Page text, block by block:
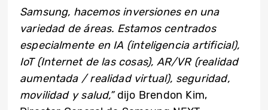
Samsung, hacemos inversiones en una
variedad de áreas. Estamos centrados
especialmente en IA (inteligencia artificial),
IoT (Internet de las cosas), AR/VR (realidad
aumentada / realidad virtual), seguridad,
movilidad y salud,”dijo Brendon Kim,